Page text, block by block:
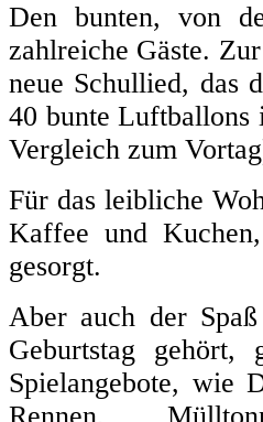
Den bunten, von
zahlreiche Gäste.
neue Schullied, das
40 bunte Luftballons
Vergleich zum
Für das leibliche
Kaffee und
gesorgt.
Aber auch der
Geburtstag
Spielangebote, wie